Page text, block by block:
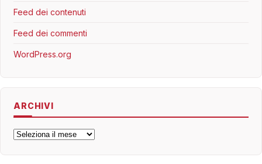
Feed dei contenuti
Feed dei commenti
WordPress.org
ARCHIVI
Archivi